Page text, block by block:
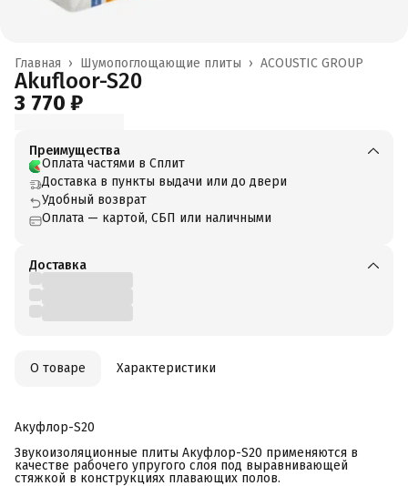
ACOUSTIC GROUP
Шумопоглощающие плиты ›
Главная ›
Akufloor-S20
3 770 ₽
Преимущества
Оплата частями в Сплит
Доставка в пункты выдачи или до двери
Удобный возврат
Оплата — картой, СБП или наличными
Доставка
О товаре Характеристики
Акуфлор-S20
Звукоизоляционные плиты Акуфлор-S20 применяются в
качестве рабочего упругого слоя под выравнивающей
стяжкой в конструкциях плавающих полов.